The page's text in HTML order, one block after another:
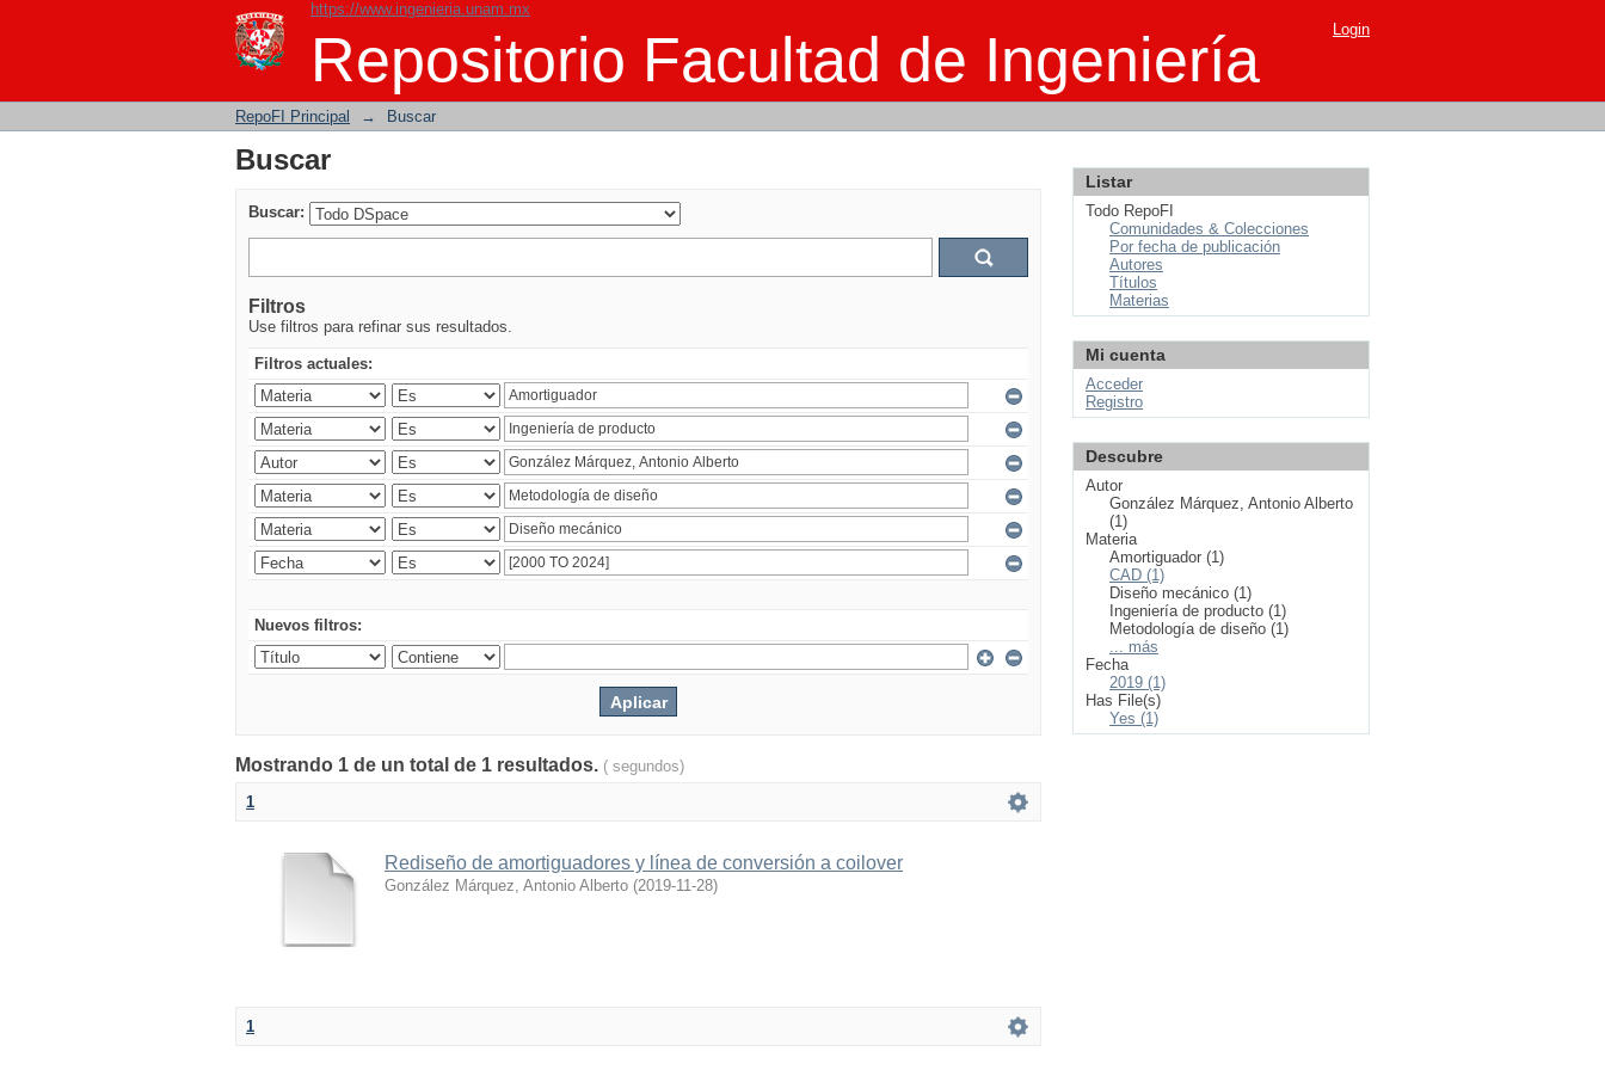
https://www.ingenieria.unam.mx
Repositorio Facultad de Ingeniería
Buscar Login
RepoFI Principal → Buscar
Buscar
Buscar:
Filtros
Use filtros para refinar sus resultados.
Filtros actuales:
Nuevos filtros:
Mostrando 1 de un total de 1 resultados. ( segundos)
1
Rediseño de amortiguadores y línea de conversión a coilover
González Márquez, Antonio Alberto (2019-11-28)
1
Listar
Todo RepoFI
Comunidades & Colecciones
Por fecha de publicación
Autores
Títulos
Materias
Mi cuenta
Acceder
Registro
Descubre
Autor
González Márquez, Antonio Alberto
(1)
Materia
Amortiguador (1)
CAD (1)
Diseño mecánico (1)
Ingeniería de producto (1)
Metodología de diseño (1)
... más
Fecha
2019 (1)
Has File(s)
Yes (1)